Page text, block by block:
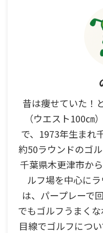
昔は痩せていた！
（ウエスト100㎝
で、1973年生まれ
約50ラウンドのゴ
千葉県木更津市か
ルフ場を中心に
は、パープレーで
でもゴルフうまく
目線でゴルフにつ